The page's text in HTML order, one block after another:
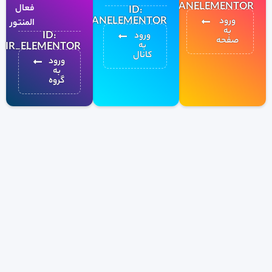
IRANELEMENTOR
ورود
به
صفحه
ID:
IRANELEMENTOR
ورود
به
کانال
فعال
المنتور
ID:
IR_ELEMENTOR
ورود
به
گروه